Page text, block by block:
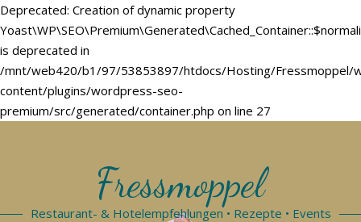
Deprecated: Creation of dynamic property
is deprecated in
/mnt/web420/b1/97/53853897/htdocs/Hosting/Fressmoppel/
content/plugins/wordpress-seo-
premium/src/generated/container.php on line 27
Fressmoppel
Restaurant- & Hotelempfehlungen • Rezepte • Events